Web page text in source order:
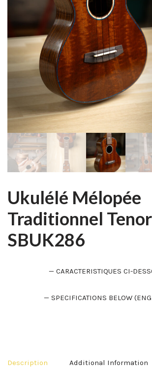
Ukulélé Mélopée
Traditionnel Tenor
SBUK286
— CARACTERISTIQUES CI-
— SPECIFICATIONS BELOW
Description Additional Information